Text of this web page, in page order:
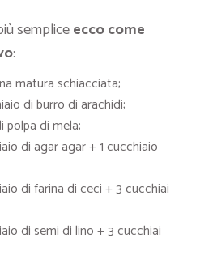
sempliceecco come
:
matura schiacciata;
di burro di arachidi;
polpa di mela;
di agar agar + 1 cucchiaio
di farina di ceci + 3 cucchiai
di semi di lino + 3 cucchiai